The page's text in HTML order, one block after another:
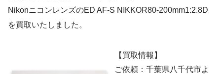
NikonニコンレンズのED AF-S NIKKOR80-200mm1:2.8D
を買取いたしました。
【買取情報】
ご依頼：千葉県八千代市よ